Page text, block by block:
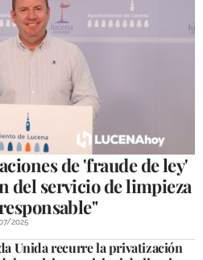
de 'fraude de ley'
del servicio de limpieza
2025
Unida recurre la privatización